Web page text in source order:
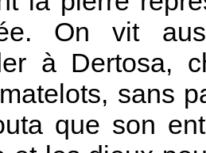
On vit
à Dertosa,
sans
que son